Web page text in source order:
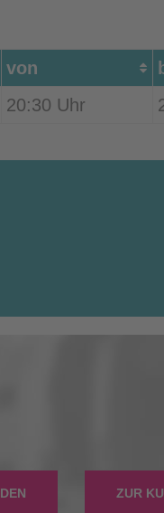
von
20:30 Uhr
ZUR